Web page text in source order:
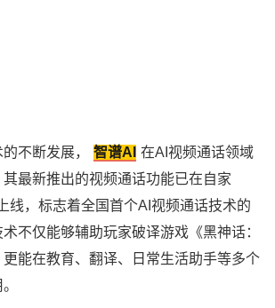
不断发展， 智谱AI 在AI视频通话领域
最新推出的视频通话功能已在自家
线，标志着全国首个AI视频通话技术的
不仅能够辅助玩家破译游戏《黑神话：
能在教育、翻译、日常生活助手等多个